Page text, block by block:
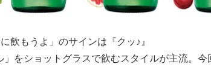
飲もうよ」のサインは『クッ♪』
」をショットグラスで飲むスタイルが主流。